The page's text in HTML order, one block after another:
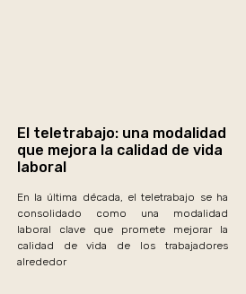
El teletrabajo: una modalidad
que mejora la calidad de vida
laboral
En la última década, el teletrabajo se ha
consolidado como una modalidad
laboral clave que promete mejorar la
calidad de vida de los trabajadores
alrededor